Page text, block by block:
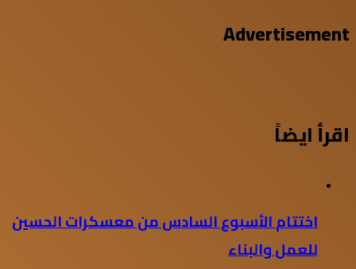
Advertisement
اقرأ ايضاً
اختتام الأسبوع السادس من معسكرات الحسين
للعمل والبناء